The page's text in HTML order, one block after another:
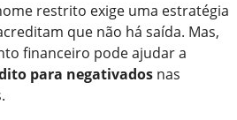
restrito exige uma estratégia
que não há saída. Mas,
financeiro pode ajudar a
para negativados nas